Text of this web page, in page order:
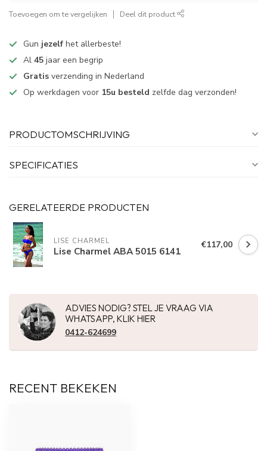
Toevoegen om te vergelijken Deel dit product
Gun jezelf het allerbeste!
Al 45 jaar een begrip
Gratis verzending in Nederland
Op werkdagen voor 15u besteld zelfde dag verzonden!
PRODUCTOMSCHRIJVING
SPECIFICATIES
GERELATEERDE PRODUCTEN
LISE CHARMEL
Lise Charmel ABA 5015 6141 €117,00
ADVIES NODIG? STEL JE VRAAG VIA
WHATSAPP, KLIK HIER
0412-624699
RECENT BEKEKEN